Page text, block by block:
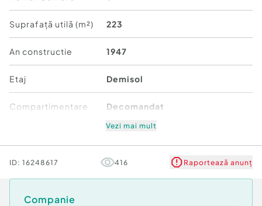
mp.Curtea de 50 mp este in indiviziune cu
celelalte 2 apartamente.Apartamentul este ideal
pentru o famile care doreste sa locuiascala casa
beneficiind si de curte , de asemenea este bun si
pentru birourile unei firme .
Confort:
Tip imobil:
Casă/Vilă
Număr Băi: 3
Posibilitate parcare: Da
Suprafață utilă (m²) 223
An constructie 1947
Etaj Demisol
Compartimentare Decomandat
Comfort 1
Vezi mai mult
ID: 16248617 416 Raportează anunț
Companie